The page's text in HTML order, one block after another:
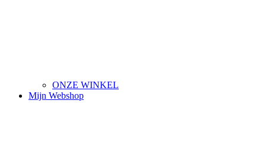
ONZE WINKEL
Mijn Webshop